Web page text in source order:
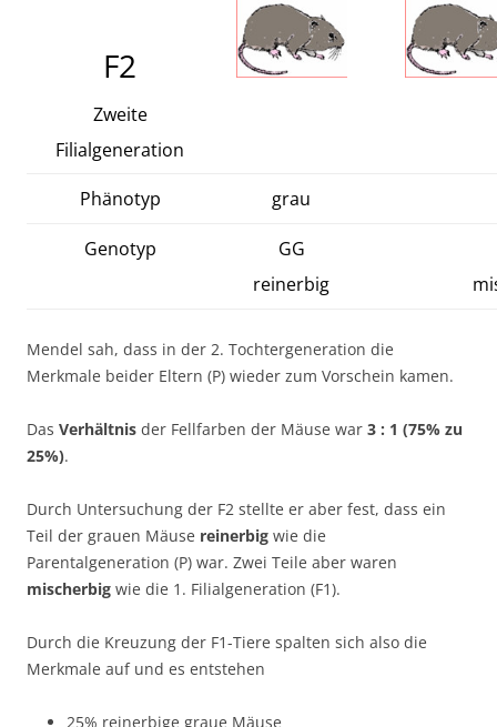
F2
Zweite
Filialgeneration
Phänotyp
grau
Genotyp
GG
reinerbig
Mendel sah, dass in der 2. Tochtergeneration die
Merkmale beider Eltern (P) wieder zum Vorschein kamen.
Das Verhältnis der Fellfarben der Mäuse war 3 : 1 (75% zu
25%).
Durch Untersuchung der F2 stellte er aber fest, dass ein
Teil der grauen Mäuse reinerbig wie die
Parentalgeneration (P) war. Zwei Teile aber waren
mischerbig wie die 1. Filialgeneration (F1).
Durch die Kreuzung der F1-Tiere spalten sich also die
Merkmale auf und es entstehen
25% reinerbige graue Mäuse